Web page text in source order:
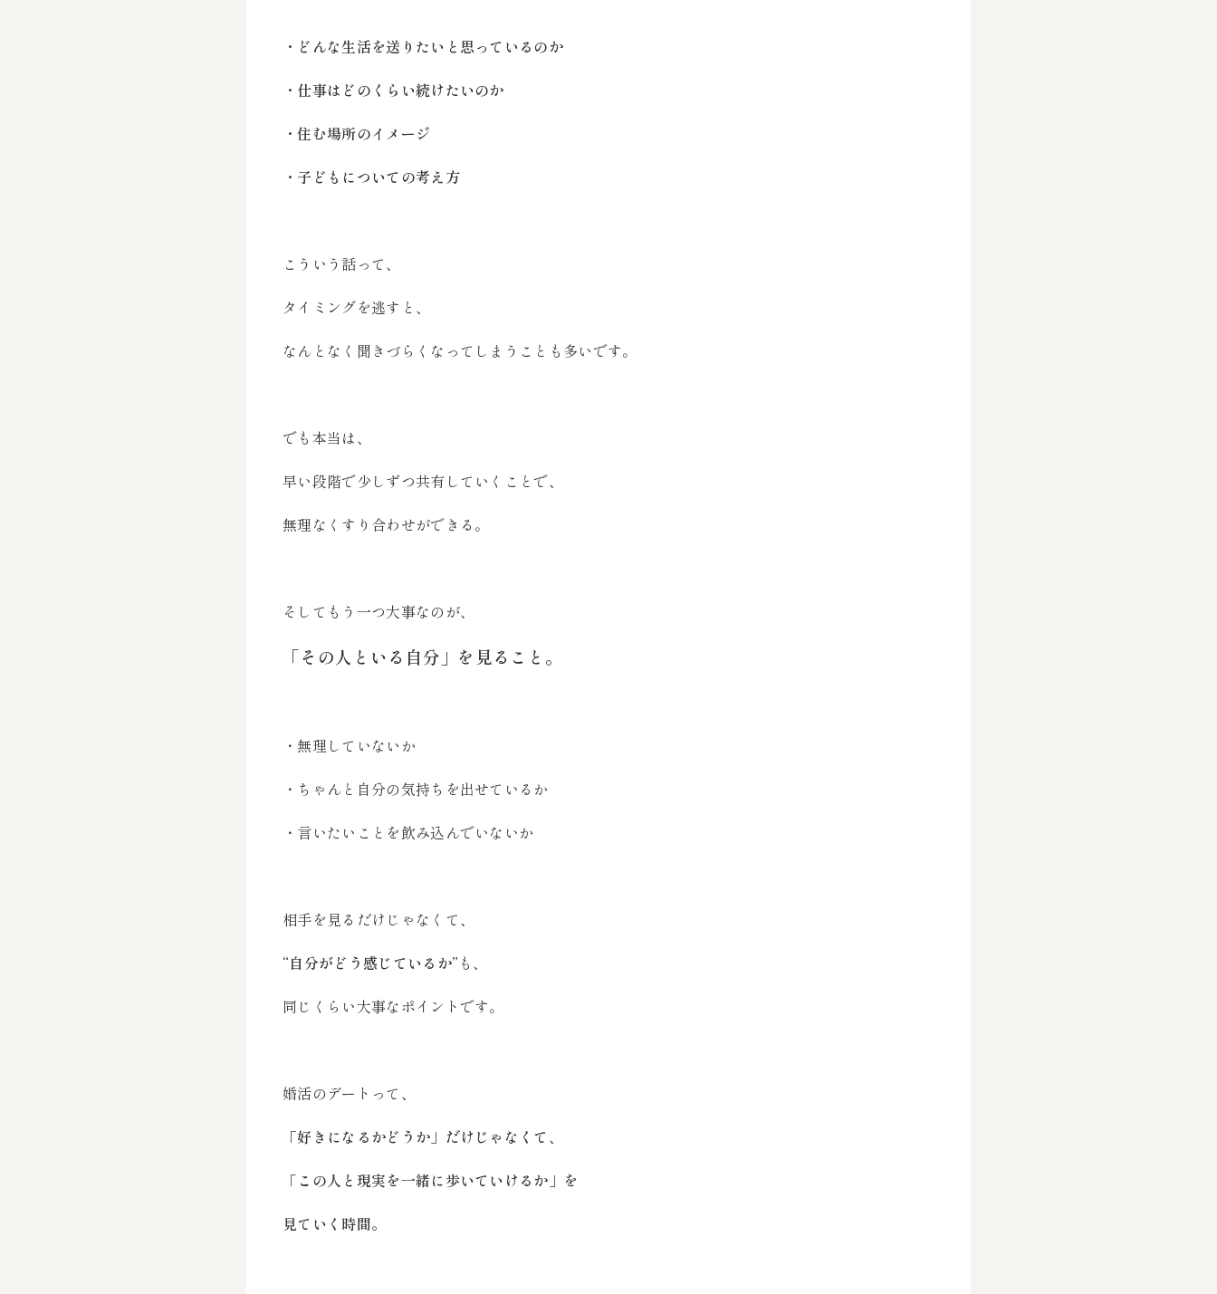
・どんな生活を送りたいと思っているのか
・仕事はどのくらい続けたいのか
・住む場所のイメージ
・子どもについての考え方
こういう話って、
タイミングを逃すと、
なんとなく聞きづらくなってしまうことも多いです。
でも本当は、
早い段階で少しずつ共有していくことで、
無理なくすり合わせができる。
そしてもう一つ大事なのが、
「その人といる自分」を見ること。
・無理していないか
・ちゃんと自分の気持ちを出せているか
・言いたいことを飲み込んでいないか
相手を見るだけじゃなくて、
“自分がどう感じているか” も、
同じくらい大事なポイントです。
婚活のデートって、
「好きになるかどうか」だけじゃなくて、
「この人と現実を一緒に歩いていけるか」を
見ていく時間。